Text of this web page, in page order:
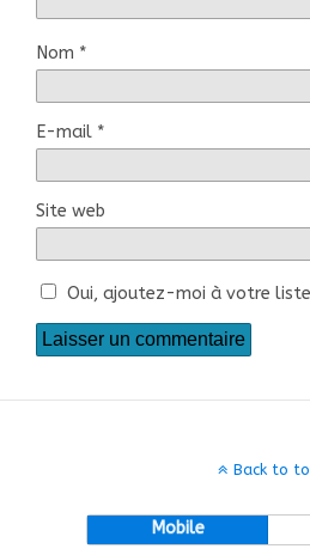
Nom *
E-mail *
Site web
Oui, ajoutez-moi à votre
Back to
Mobile